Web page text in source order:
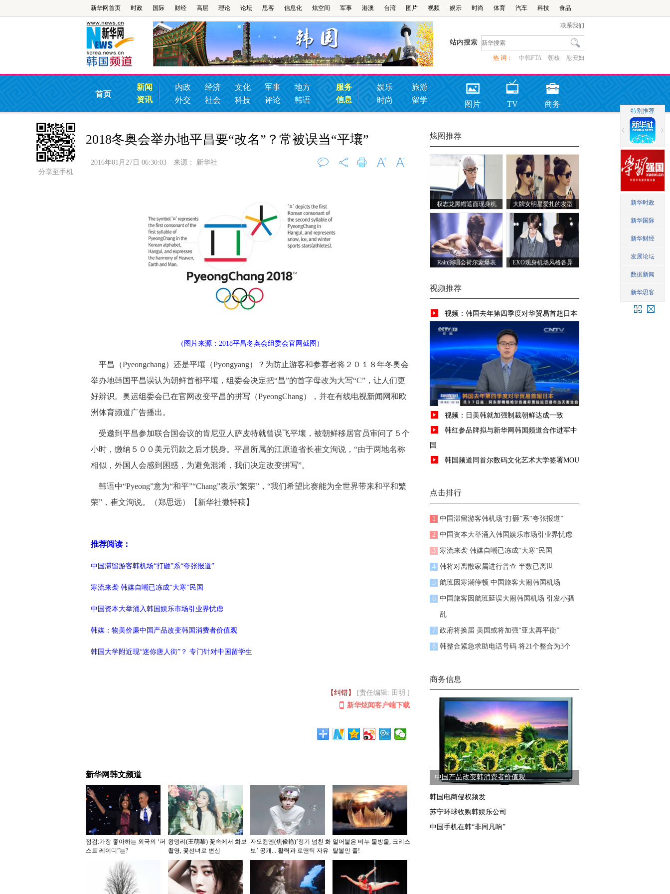
新华网首页 时政 国际 财经 高层 理论 论坛 思客 信息化 炫空间 军事 港澳 台湾 图片 视频 娱乐 时尚 体育 汽车 科技 食品
联系我们
站内搜索
热 词： 中韩FTA 朝核 慰安妇
首页
新闻
资讯
内政 经济 文化 军事
地方
外交
社会 科技 评论 韩语
服务
信息
娱乐
旅游
时尚
留学 图片 TV 商务
分享至手机
炫图推荐
权志龙黑帽遮面现身机
场
大牌女明星爱扎的发型
Rain演唱会荷尔蒙爆表 EXO现身机场风格各异
视频推荐
视频：韩国去年第四季度对华贸易首超日本
视频：日美韩就加强制裁朝鲜达成一致
韩红参品牌拟与新华网韩国频道合作进军中
国
韩国频道同首尔数码文化艺术大学签署MOU
点击排行
1 中国滞留游客韩机场“打砸”系“夸张报道”
2 中国资本大举涌入韩国娱乐市场引业界忧虑
3 寒流来袭 韩媒自嘲已冻成“大寒”民国
4 韩将对离散家属进行普查 半数已离世
5 航班因寒潮停顿 中国旅客大闹韩国机场
6 中国旅客因航班延误大闹韩国机场 引发小骚
乱
7 政府将换届 美国或将加强“亚太再平衡”
8 韩整合紧急求助电话号码 将21个整合为3个
商务信息
中国产品改变韩消费者价值观
韩国电商侵权频发
苏宁环球收购韩娱乐公司
中国手机在韩“非同凡响”
2018冬奥会举办地平昌要“改名”？常被误当“平壤”
2016年01月27日 06:30:03 来源： 新华社
（图片来源：2018平昌冬奥会组委会官网截图）
平昌（Pyeongchang）还是平壤（Pyongyang）？为防止游客和参赛者将２０１８年冬奥会
举办地韩国平昌误认为朝鲜首都平壤，组委会决定把“昌”的首字母改为大写“C”，让人们更
好辨识。奥运组委会已在官网改变平昌的拼写（PyeongChang），并在有线电视新闻网和欧
洲体育频道广告播出。
受邀到平昌参加联合国会议的肯尼亚人萨皮特就曾误飞平壤，被朝鲜移居官员审问了５个
小时，缴纳５００美元罚款之后才脱身。平昌所属的江原道省长崔文洵说，“由于两地名称
相似，外国人会感到困惑，为避免混淆，我们决定改变拼写”。
韩语中“Pyeong”意为“和平”“Chang”表示“繁荣”，“我们希望比赛能为全世界带来和平和繁
荣”，崔文洵说。（郑思远）【新华社微特稿】
推荐阅读：
中国滞留游客韩机场“打砸”系“夸张报道”
寒流来袭 韩媒自嘲已冻成“大寒”民国
中国资本大举涌入韩国娱乐市场引业界忧虑
韩媒：物美价廉中国产品改变韩国消费者价值观
韩国大学附近现“迷你唐人街”？ 专门针对中国留学生
【纠错】
[责任编辑: 田明 ]
新华炫闻客户端下载
新华网韩文频道
점검:가장 좋아하는 외국의 ‘퍼
스트 레이디”는?
왕멍리(王萌黎) 꽃속에서 화보
촬영, 꽃선녀로 변신
자오쥔옌(焦俊艳)’정기 넘친 화
보’ 공개... 활력과 로맨틱 자유
로운 전환
얼어붙은 비누 물방울, 크리스
탈볼인 줄!